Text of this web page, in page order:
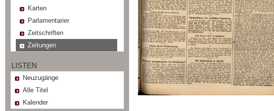
Karten
Parlamentarier
Zeitschriften
Zeitungen
LISTEN
Neuzugänge
Alle Titel
Kalender